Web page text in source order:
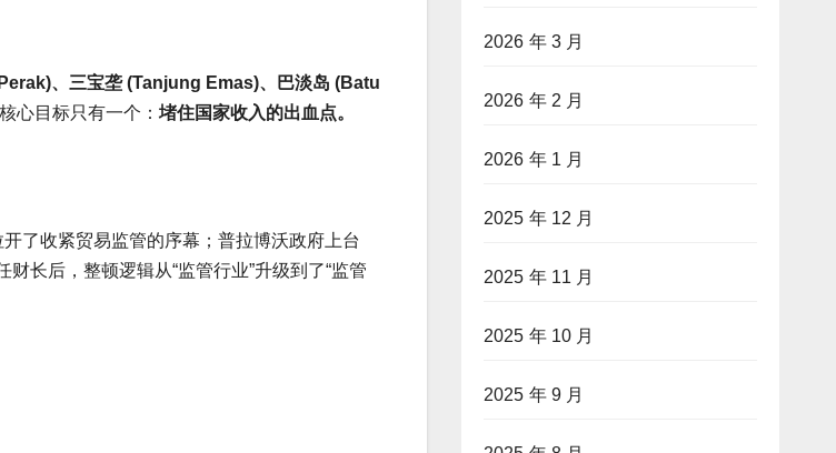
、三宝垄 (Tanjung Emas)、巴淡岛 (Batu
心目标只有一个： 堵住国家收入的出血点。
了收紧贸易监管的序幕；普拉博沃政府上台
长后，整顿逻辑从“监管行业”升级到了“监管
2026 年 3 月
2026 年 2 月
2026 年 1 月
2025 年 12 月
2025 年 11 月
2025 年 10 月
2025 年 9 月